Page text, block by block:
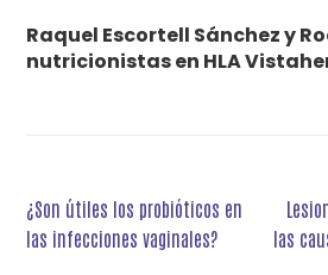
Raquel Escortell Sánchez y
nutricionistas en HLA
Navegación
de
¿Son útiles los probióticos en
las infecciones vaginales?
las